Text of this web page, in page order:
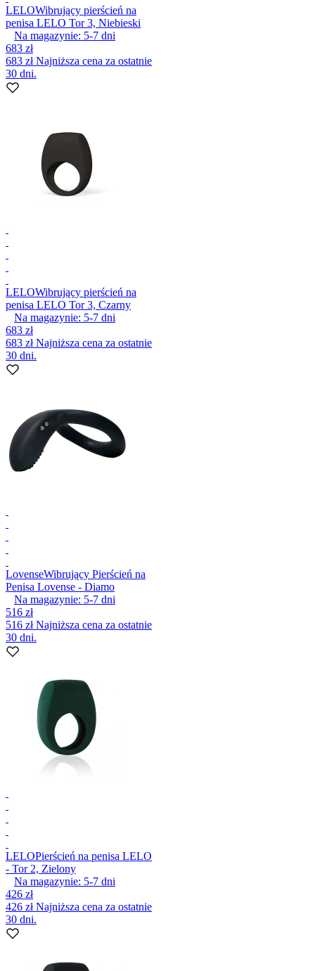
LELOWibrujący pierścień na
penisa LELO Tor 3, Niebieski
Na magazynie: 5-7 dni
683 zł
683 złNajniższa cena za ostatnie
30 dni.
LELOWibrujący pierścień na
penisa LELO Tor 3, Czarny
Na magazynie: 5-7 dni
683 zł
683 złNajniższa cena za ostatnie
30 dni.
LovenseWibrujący Pierścień na
Penisa Lovense - Diamo
Na magazynie: 5-7 dni
516 zł
516 złNajniższa cena za ostatnie
30 dni.
LELOPierścień na penisa LELO
- Tor 2, Zielony
Na magazynie: 5-7 dni
426 zł
426 złNajniższa cena za ostatnie
30 dni.